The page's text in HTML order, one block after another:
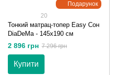
Подарунок
20
Тонкий матрац-топер Easy Сон
DiaDeMa - 145х190 см
2 896 грн 7 296 грн
Купити